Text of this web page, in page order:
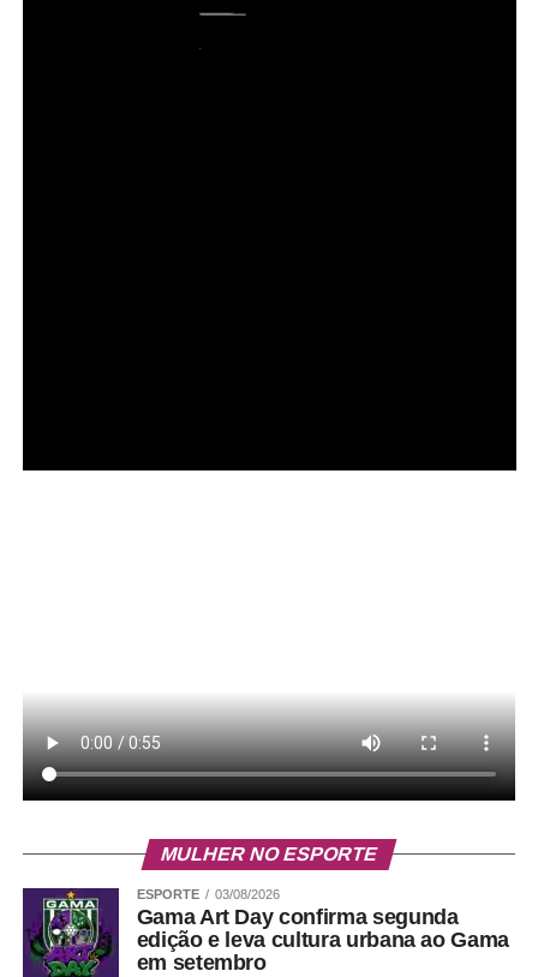
MULHER NO ESPORTE
ESPORTE 03/08/2026
Gama Art Day confirma segunda
edição e leva cultura urbana ao Gama
em setembro